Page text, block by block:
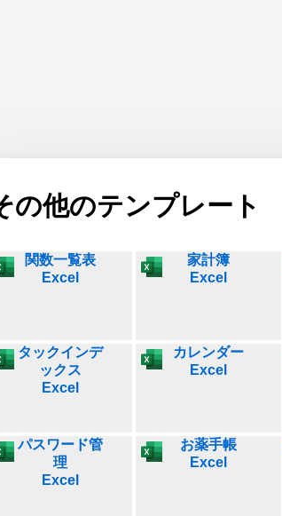
の他のテンプレート
関数一覧表
Excel
家計簿
Excel
タックインデ
ックス
Excel
カレンダー
Excel
パスワード管
理
Excel
お薬手帳
Excel